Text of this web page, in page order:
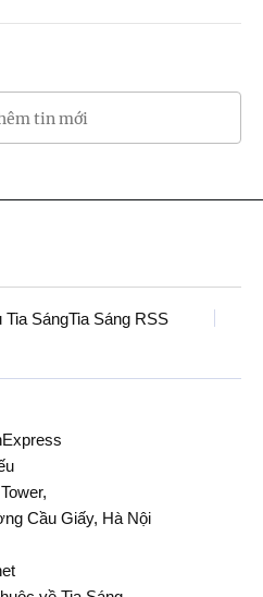
tin mới
Tia SángTia Sáng RSS
Cầu Giấy, Hà Nội